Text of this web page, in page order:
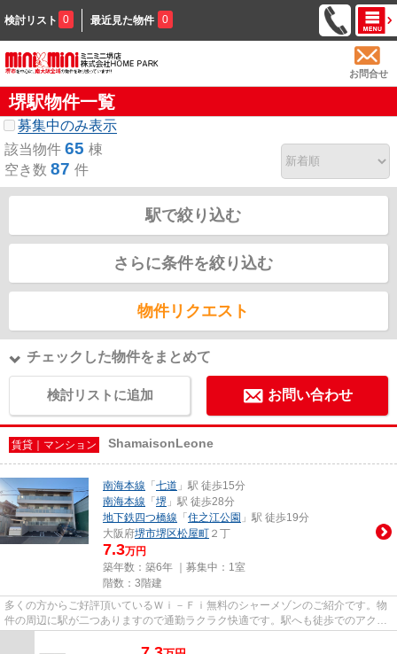
検討リスト 0 最近見た物件 0
お問合せ
堺駅物件一覧
募集中のみ表示
該当物件 65 棟
空き数 87 件
駅で絞り込む
さらに条件を絞り込む
物件リクエスト
チェックした物件をまとめて
検討リストに追加 お問い合わせ
賃貸｜マンション ShamaisonLeone
南海本線 「 七道 」駅 徒歩15分
南海本線 「 堺 」駅 徒歩28分
地下鉄四つ橋線 「 住之江公園 」駅 徒歩19分
大阪府堺市堺区松屋町 ２丁
7.3万円
築年数：築6年 ｜募集中： 1室
階数：3階建
多くの方からご好評頂いているＷｉ－Ｆｉ無料のシャーメゾンのご紹介です。物
件の周辺に駅が二つありますので通勤ラクラク快適です。駅へも徒歩でのアクセ